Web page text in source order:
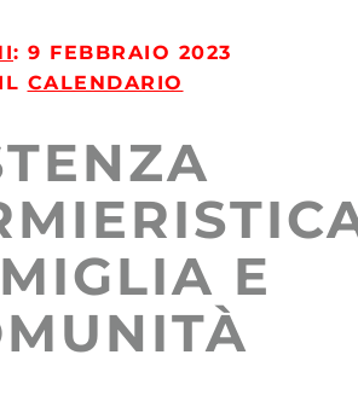
: 9 FEBBRAIO 2023
IL CALENDARIO
E